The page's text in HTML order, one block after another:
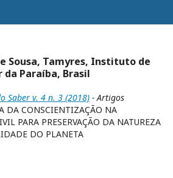
Sousa, Tamyres, Instituto de
da Paraíba, Brasil
Saber v. 4 n. 3 (2018) - Artigos
DA CONSCIENTIZAÇÃO NA
PARA PRESERVAÇÃO DA NATUREZA
DO PLANETA